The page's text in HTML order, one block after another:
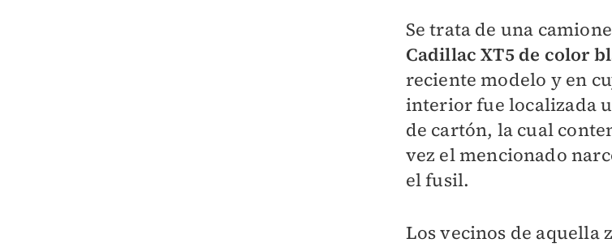
Se trata de una
Cadillac XT5 de color
reciente modelo y en
interior fue localizada
de cartón, la cual
vez el mencionado
el fusil.
Los vecinos de aquella